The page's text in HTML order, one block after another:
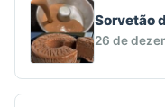
Sorvetão
26 de